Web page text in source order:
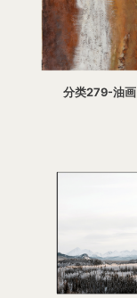
分类279-油画